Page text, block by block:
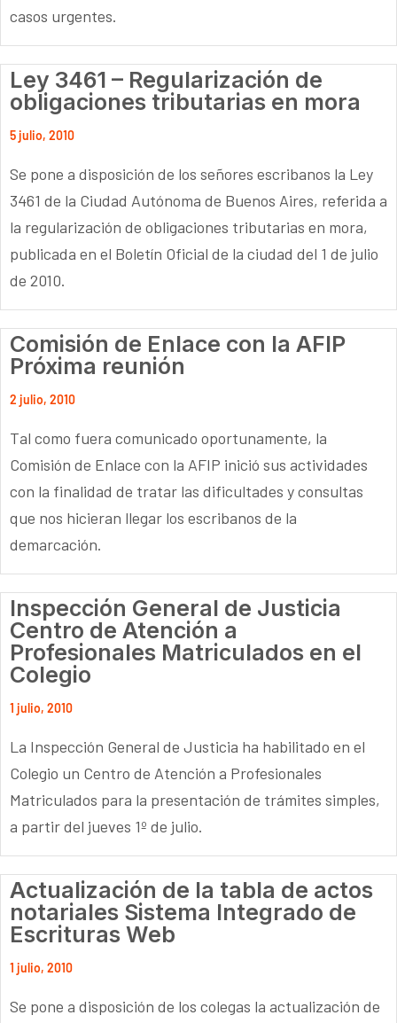
casos urgentes.
Ley 3461 – Regularización de
obligaciones tributarias en mora
5 julio, 2010
Se pone a disposición de los señores escribanos la Ley
3461 de la Ciudad Autónoma de Buenos Aires, referida a
la regularización de obligaciones tributarias en mora,
publicada en el Boletín Oficial de la ciudad del 1 de julio
de 2010.
Comisión de Enlace con la AFIP
Próxima reunión
2 julio, 2010
Tal como fuera comunicado oportunamente, la
Comisión de Enlace con la AFIP inició sus actividades
con la finalidad de tratar las dificultades y consultas
que nos hicieran llegar los escribanos de la
demarcación.
Inspección General de Justicia
Centro de Atención a
Profesionales Matriculados en el
Colegio
1 julio, 2010
La Inspección General de Justicia ha habilitado en el
Colegio un Centro de Atención a Profesionales
Matriculados para la presentación de trámites simples,
a partir del jueves 1º de julio.
Actualización de la tabla de actos
notariales Sistema Integrado de
Escrituras Web
1 julio, 2010
Se pone a disposición de los colegas la actualización de